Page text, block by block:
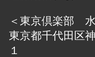
＜東京倶楽部
東京都千代田区
１